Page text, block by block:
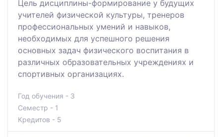
Цель дисциплины-формирование у будущих
учителей физической культуры, тренеров
профессиональных умений и навыков,
необходимых для успешного решения
основных задач физического воспитания в
различных образовательных учреждениях и
спортивных организациях.
Год обучения - 3
Семестр - 1
Кредитов - 5